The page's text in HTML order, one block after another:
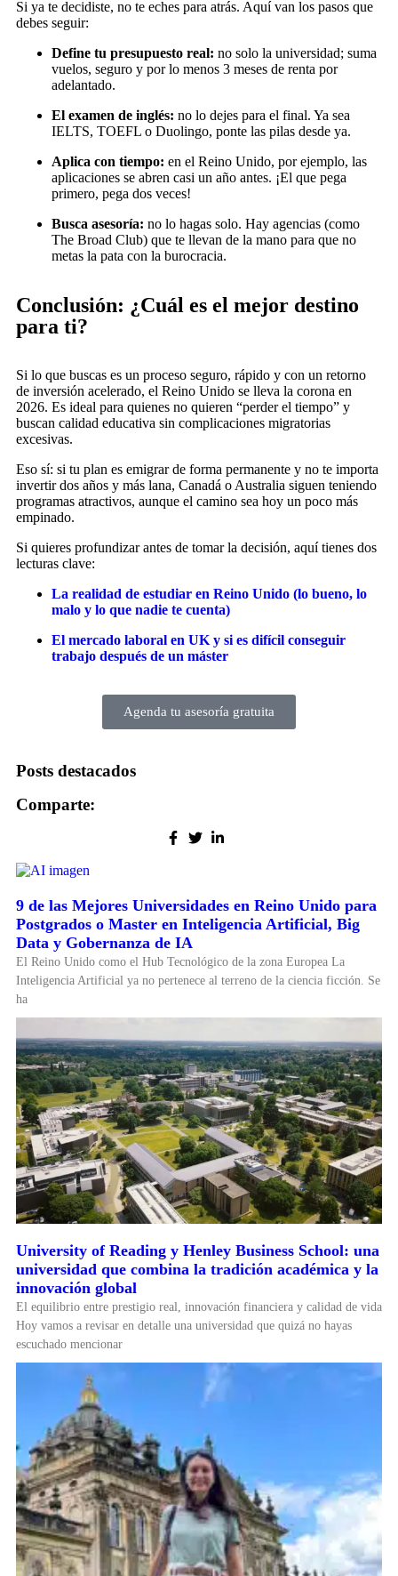
Si ya te decidiste, no te eches para atrás. Aquí van los pasos que
debes seguir:
Define tu presupuesto real: no solo la universidad; suma
vuelos, seguro y por lo menos 3 meses de renta por
adelantado.
El examen de inglés: no lo dejes para el final. Ya sea
IELTS, TOEFL o Duolingo, ponte las pilas desde ya.
Aplica con tiempo: en el Reino Unido, por ejemplo, las
aplicaciones se abren casi un año antes. ¡El que pega
primero, pega dos veces!
Busca asesoría: no lo hagas solo. Hay agencias (como
The Broad Club) que te llevan de la mano para que no
metas la pata con la burocracia.
Conclusión: ¿Cuál es el mejor destino
para ti?
Si lo que buscas es un proceso seguro, rápido y con un retorno
de inversión acelerado, el Reino Unido se lleva la corona en
2026. Es ideal para quienes no quieren “perder el tiempo” y
buscan calidad educativa sin complicaciones migratorias
excesivas.
Eso sí: si tu plan es emigrar de forma permanente y no te importa
invertir dos años y más lana, Canadá o Australia siguen teniendo
programas atractivos, aunque el camino sea hoy un poco más
empinado.
Si quieres profundizar antes de tomar la decisión, aquí tienes dos
lecturas clave:
La realidad de estudiar en Reino Unido (lo bueno, lo
malo y lo que nadie te cuenta)
El mercado laboral en UK y si es difícil conseguir
trabajo después de un máster
Agenda tu asesoría gratuita
Posts destacados
Comparte:
9 de las Mejores Universidades en Reino Unido para
Postgrados o Master en Inteligencia Artificial, Big
Data y Gobernanza de IA
El Reino Unido como el Hub Tecnológico de la zona Europea La
Inteligencia Artificial ya no pertenece al terreno de la ciencia ficción. Se
ha
University of Reading y Henley Business School: una
universidad que combina la tradición académica y la
innovación global
El equilibrio entre prestigio real, innovación financiera y calidad de vida
Hoy vamos a revisar en detalle una universidad que quizá no hayas
escuchado mencionar